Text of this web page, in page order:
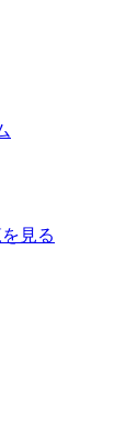
見る